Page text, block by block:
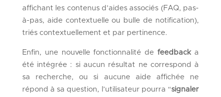
affichant les contenus d’aides associés (FAQ, pas-
à-pas, aide contextuelle ou bulle de notification),
triés contextuellement et par pertinence.
Enfin, une nouvelle fonctionnalité defeedbacka
été intégrée : si aucun résultat ne correspond à
sa recherche, ou si aucune aide affichée ne
répond à sa question, l’utilisateur pourra “signaler